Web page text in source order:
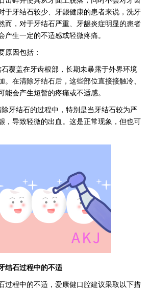
于牙结石较少、牙龈健康的患者来说，洗牙
而，对于牙结石严重、牙龈炎症明显的患者
产生一定的不适感或轻微疼痛。
原因包括：
覆盖在牙齿根部，长期未暴露于外界环境
。在清除牙结石后，这些部位直接接触冷、
能会产生短暂的疼痛或不适感。
除牙结石的过程中，特别是当牙结石较为严
，导致轻微的出血。这是正常现象，但也可
结石过程中的不适
过程中的不适，爱康健口腔建议采取以下措